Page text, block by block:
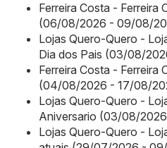
Ferreira Costa - Ferreira
(06/08/2026 - 09/08/
Lojas Quero-Quero -
Dia dos Pais (03/08/
Ferreira Costa - Ferreira
(04/08/2026 - 17/08/
Lojas Quero-Quero -
Aniversario (03/08/
Lojas Quero-Quero -